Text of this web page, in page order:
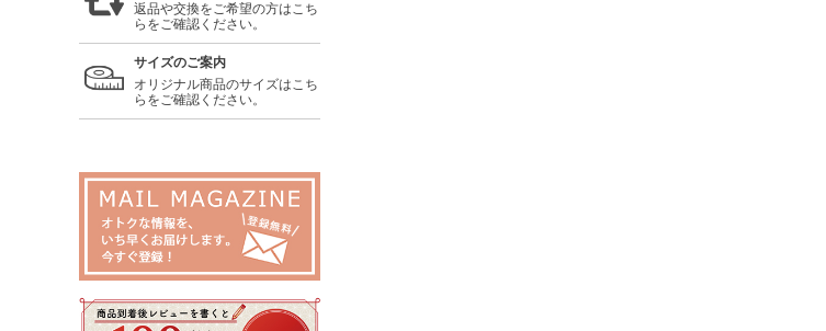
返品や交換をご希望の方はこち
らをご確認ください。
サイズのご案内
オリジナル商品のサイズはこち
らをご確認ください。